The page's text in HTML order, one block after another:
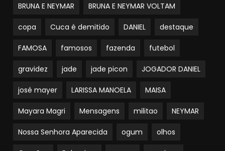
BRUNA E NEYMAR BRUNA E NEYMAR VOLTAM
copa Cuca é demitido DANIEL destaque
FAMOSA famosos fazenda futebol
gravidez jade jade picon JOGADOR DANIEL
josé mayer LARISSA MANOELA MAISA
Mayara Magri Mensagens militao NEYMAR
Nossa Senhora Aparecida ogum olhos